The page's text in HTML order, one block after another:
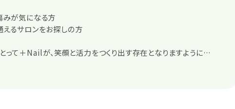
みが気になる方
えるサロンをお探しの方
って＋Nailが、笑顔と活力をつくり出す存在となりますように…